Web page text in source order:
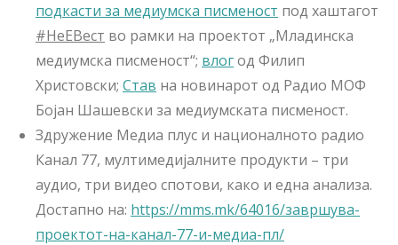
подкасти за медиумска писменост под хаштагот
#НеЕВест во рамки на проектот „Младинска
медиумска писменост“; влогод Филип
Христовски; Став на новинарот од Радио МОФ
Бојан Шашевски за медиумската писменост.
Здружение Медиа плус и националното радио
Канал 77, мултимедијалните продукти – три
аудио, три видео спотови, како и една анализа.
Достапно на: https://mms.mk/64016/завршува-
проектот-на-канал-77-и-медиа-пл/